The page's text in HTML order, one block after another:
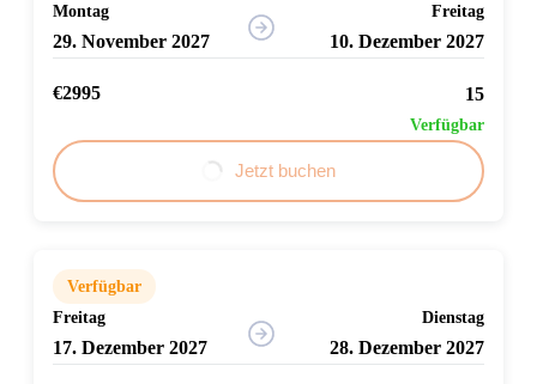
Montag
29. November 2027
Freitag
10. Dezember 2027
€2995 15
Verfügbar
Jetzt buchen
Verfügbar
Freitag
17. Dezember 2027
Dienstag
28. Dezember 2027